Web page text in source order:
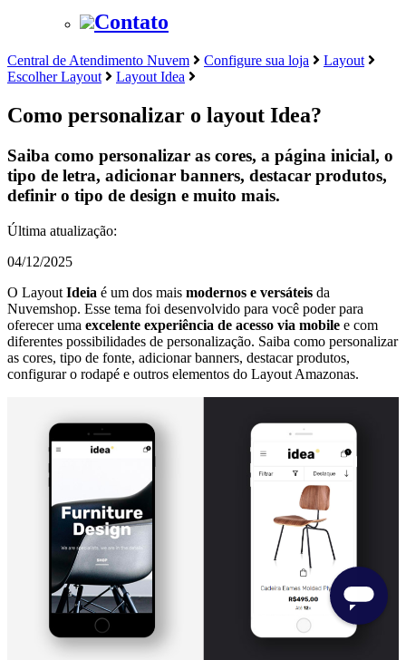
Contato
Central de Atendimento Nuvem Configure sua loja
Layout
Escolher Layout
Layout Idea
Como personalizar o layout Idea?
Saiba como personalizar as cores, a página inicial, o
tipo de letra, adicionar banners, destacar produtos,
definir o tipo de design e muito mais.
Última atualização:
04/12/2025
O Layout Ideia é um dos mais modernos e versáteis da
Nuvemshop. Esse tema foi desenvolvido para você poder para
oferecer uma excelente experiência de acesso via mobile e com
diferentes possibilidades de personalização. Saiba como personalizar
as cores, tipo de fonte, adicionar banners, destacar produtos,
configurar o rodapé e outros elementos do Layout Amazonas.